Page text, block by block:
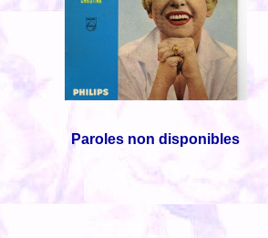
Paroles non disponibles